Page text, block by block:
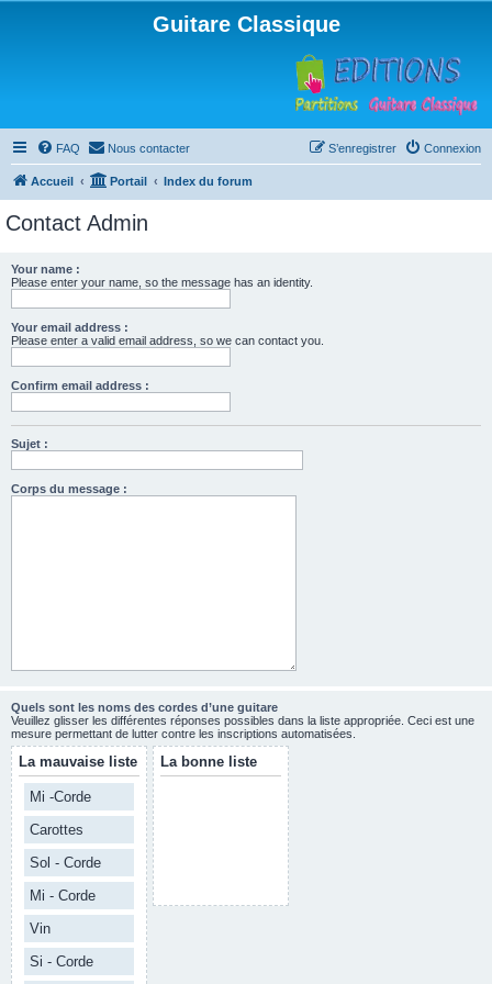
Guitare Classique
FAQ Nous contacter Connexion
S’enregistrer
Accueil Portail Index du forum
Contact Admin
Your name :
Please enter your name, so the message has an identity.
Your email address :
Please enter a valid email address, so we can contact you.
Confirm email address :
Sujet :
Corps du message :
Quels sont les noms des cordes d’une guitare
Veuillez glisser les différentes réponses possibles dans la liste appropriée. Ceci est une
mesure permettant de lutter contre les inscriptions automatisées.
La mauvaise liste
Mi -Corde
Carottes
Sol - Corde
Mi - Corde
Vin
Si - Corde
La bonne liste